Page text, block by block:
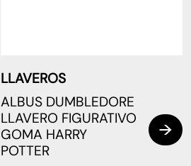
LLAVEROS
ALBUS DUMBLEDORE
LLAVERO FIGURATIVO
GOMA HARRY
POTTER